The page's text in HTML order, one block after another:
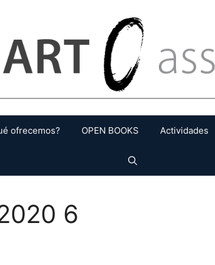
ofrecemos? OPEN BOOKS Actividades
6